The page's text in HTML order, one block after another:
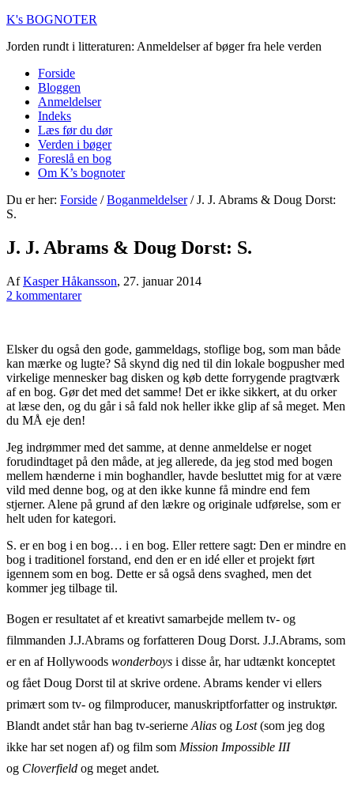
K's BOGNOTER
Jorden rundt i litteraturen: Anmeldelser af bøger fra hele verden
Forside
Bloggen
Anmeldelser
Indeks
Læs før du dør
Verden i bøger
Foreslå en bog
Om K’s bognoter
Du er her: Forside / Boganmeldelser /J. J. Abrams & Doug Dorst:
S.
J. J. Abrams & Doug Dorst: S.
AfKasper Håkansson, 27. januar 2014
2 kommentarer
Elsker du også den gode, gammeldags, stoflige bog, som man både
kan mærke og lugte? Så skynd dig ned til din lokale bogpusher med
virkelige mennesker bag disken og køb dette forrygende pragtværk
af en bog. Gør det med det samme! Det er ikke sikkert, at du orker
at læse den, og du går i så fald nok heller ikke glip af så meget. Men
du MÅ eje den!
Jeg indrømmer med det samme, at denne anmeldelse er noget
forudindtaget på den måde, at jeg allerede, da jeg stod med bogen
mellem hænderne i min boghandler, havde besluttet mig for at være
vild med denne bog, og at den ikke kunne få mindre end fem
stjerner. Alene på grund af den lækre og originale udførelse, som er
helt uden for kategori.
S. er en bog i en bog… i en bog. Eller rettere sagt: Den er mindre en
bog i traditionel forstand, end den er en idé eller et projekt ført
igennem som en bog. Dette er så også dens svaghed, men det
kommer jeg tilbage til.
Bogen er resultatet af et kreativt samarbejde mellem tv- og
filmmanden J.J.Abrams og forfatteren Doug Dorst. J.J.Abrams, som
er en af Hollywoods wonderboys i disse år, har udtænkt konceptet
og fået Doug Dorst til at skrive ordene. Abrams kender vi ellers
primært som tv- og filmproducer, manuskriptforfatter og instruktør.
Blandt andet står han bag tv-serierne Alias og Lost(som jeg dog
ikke har set nogen af) og film som Mission Impossible III
og Cloverfield og meget andet.